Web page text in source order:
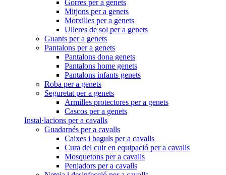
Gorres per a genets
Mitjons per a genets
Motxilles per a genets
Ulleres de sol per a genets
Guants per a genets
Pantalons per a genets
Pantalons dona genets
Pantalons home genets
Pantalons infants genets
Roba per a genets
Seguretat per a genets
Armilles protectores per a genets
Cascos per a genets
Instal·lacions per a cavalls
Guadarnés per a cavalls
Caixes i baguls per a cavalls
Cura del cuir en equipació per a cavalls
Mosquetons per a cavalls
Penjadors per a cavalls